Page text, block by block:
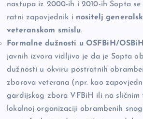
nastupa iz 2000-ih i 2010-ih Sopta
ratni zapovjednik i nositelj
veteranskom smislu.
Formalne dužnosti u OSFBiH/
javnih izvora vidljivo je da je Sopta
dužnosti u okviru postratnih
zborova veterana (npr. kao
gardijskog zbora VFBiH ili na sličnim
lokalnoj organizaciji obrambenih